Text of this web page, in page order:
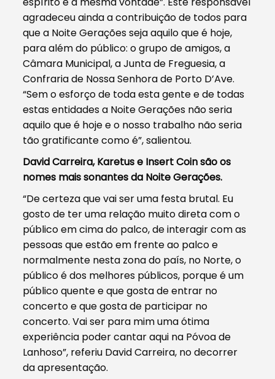
agradeceu ainda a contribuição de todos para
que a Noite Gerações seja aquilo que é hoje,
para além do público: o grupo de amigos, a
Câmara Municipal, a Junta de Freguesia, a
Confraria de Nossa Senhora de Porto D’Ave.
“Sem o esforço de toda esta gente e de todas
estas entidades a Noite Gerações não seria
aquilo que é hoje e o nosso trabalho não seria
tão gratificante como é”, salientou.
David Carreira, Karetus e Insert Coin são os
nomes mais sonantes da Noite Gerações.
“De certeza que vai ser uma festa brutal. Eu
gosto de ter uma relação muito direta com o
público em cima do palco, de interagir com as
pessoas que estão em frente ao palco e
normalmente nesta zona do país, no Norte, o
público é dos melhores públicos, porque é um
público quente e que gosta de entrar no
concerto e que gosta de participar no
concerto. Vai ser para mim uma ótima
experiência poder cantar aqui na Póvoa de
Lanhoso”, referiu David Carreira, no decorrer
da apresentação.